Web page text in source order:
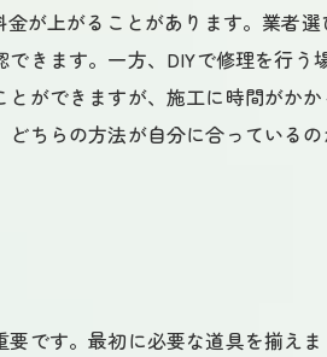
が上がることがあります。業者
きます。一方、DIYで修理を行う
ができますが、施工に時間がか
ちらの方法が自分に合っている
です。最初に必要な道具を揃えま